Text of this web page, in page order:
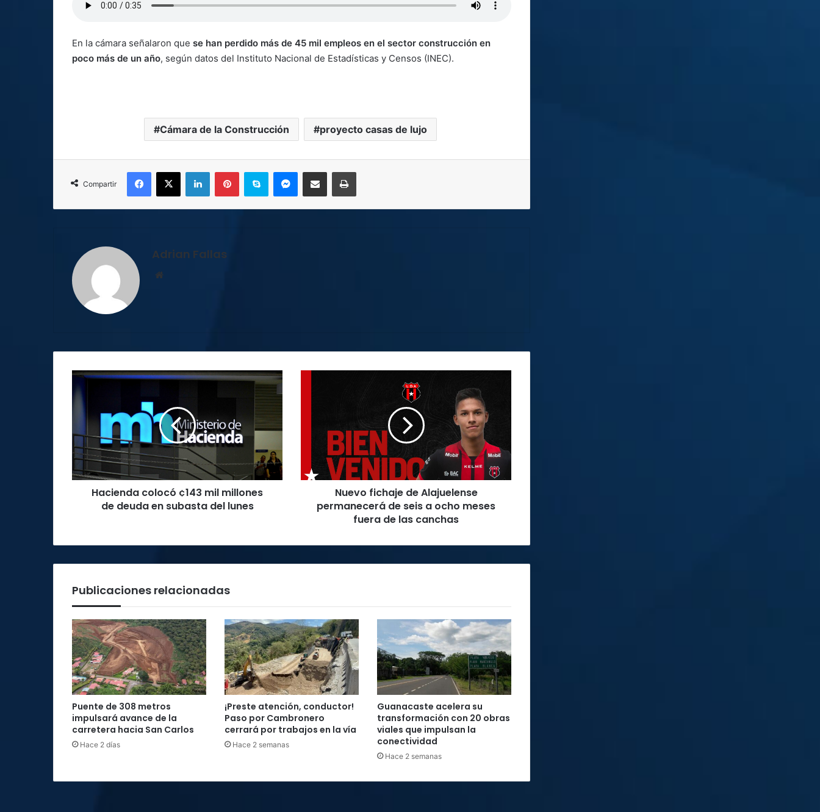
En la cámara señalaron que se han perdido más de 45 mil empleos en el sector construcción en
poco más de un año, según datos del Instituto Nacional de Estadísticas y Censos (INEC).
Cámara de la Construcción proyecto casas de lujo
Compartir
Facebook
X LinkedInPinterestSkype MessengerCompartir por correo electrónicoImprimir
Adrian Fallas
Hacienda
colocó
de
deuda
subasta
Hacienda colocó ¢143 mil millones
de deuda en subasta del lunes
ocho
fuera
canchas
Nuevo fichaje de Alajuelense
permanecerá de seis a ocho meses
fuera de las canchas
Publicaciones relacionadas
Puente de 308 metros
impulsará avance de la
carretera hacia San Carlos
Hace 2 días
¡Preste atención, conductor!
Paso por Cambronero
cerrará por trabajos en la vía
Hace 2 semanas
Guanacaste acelera su
transformación con 20 obras
viales que impulsan la
conectividad
Hace 2 semanas